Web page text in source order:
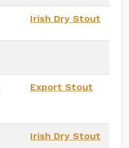
Irish Dry Stout
Export Stout
Irish Dry Stout